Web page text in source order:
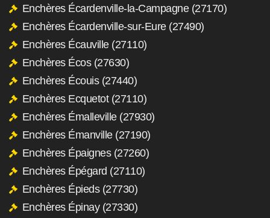
Enchères Écardenville-la-Campagne (27170)
Enchères Écardenville-sur-Eure (27490)
Enchères Écauville (27110)
Enchères Écos (27630)
Enchères Écouis (27440)
Enchères Ecquetot (27110)
Enchères Émalleville (27930)
Enchères Émanville (27190)
Enchères Épaignes (27260)
Enchères Épégard (27110)
Enchères Épieds (27730)
Enchères Épinay (27330)